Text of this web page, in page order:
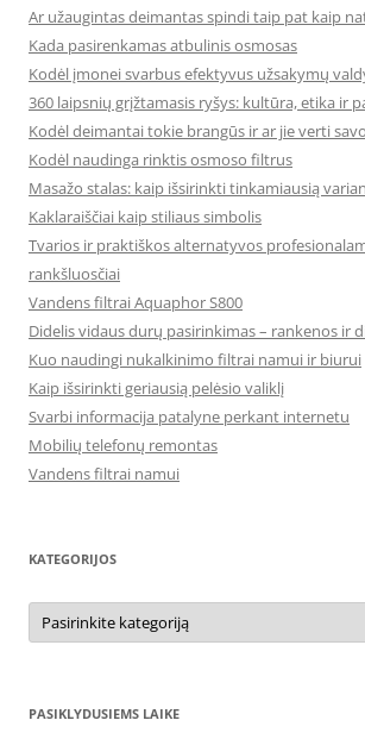
Ar užaugintas deimantas spindi taip pat kaip
Kada pasirenkamas atbulinis osmosas
Kodėl įmonei svarbus efektyvus užsakymų
360 laipsnių grįžtamasis ryšys: kultūra, etika ir
Kodėl deimantai tokie brangūs ir ar jie verti
Kodėl naudinga rinktis osmoso filtrus
Masažo stalas: kaip išsirinkti tinkamiausią
Kaklaraiščiai kaip stiliaus simbolis
Tvarios ir praktiškos alternatyvos
rankšluosčiai
Vandens filtrai Aquaphor S800
Didelis vidaus durų pasirinkimas – rankenos ir
Kuo naudingi nukalkinimo filtrai namui ir biurui
Kaip išsirinkti geriausią pelėsio valiklį
Svarbi informacija patalyne perkant internetu
Mobilių telefonų remontas
Vandens filtrai namui
KATEGORIJOS
Kategorijos
PASIKLYDUSIEMS LAIKE